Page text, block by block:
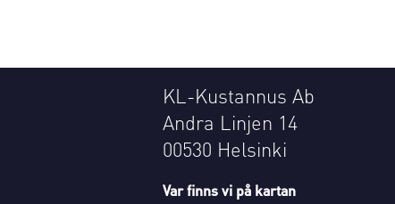
KL-Kustannus Ab
Andra Linjen 14
00530 Helsinki
Var finns vi på kartan